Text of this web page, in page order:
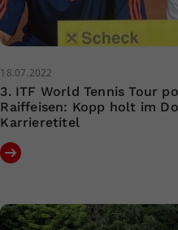
18.07.2022
3. ITF World Tennis Tour
Raiffeisen: Kopp holt im
Karrieretitel